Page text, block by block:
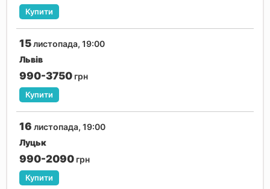
Купити
15листопада, 19:00
Львів
990-3750 грн
Купити
16 листопада, 19:00
Луцьк
990-2090 грн
Купити